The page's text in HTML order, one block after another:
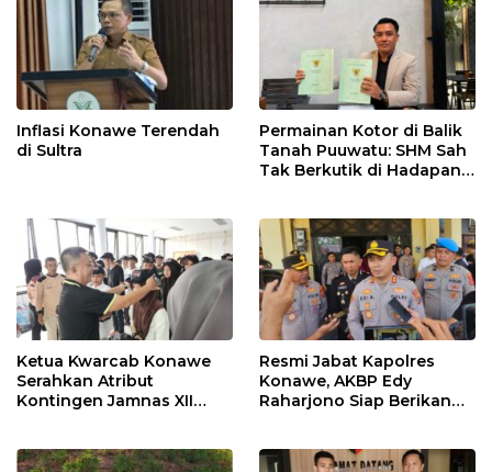
Inflasi Konawe Terendah
di Sultra
Permainan Kotor di Balik
Tanah Puuwatu: SHM Sah
Tak Berkutik di Hadapan
Ketua Kwarcab Konawe
Serahkan Atribut
Kontingen Jamnas XII
Resmi Jabat Kapolres
Konawe, AKBP Edy
Raharjono Siap Berikan